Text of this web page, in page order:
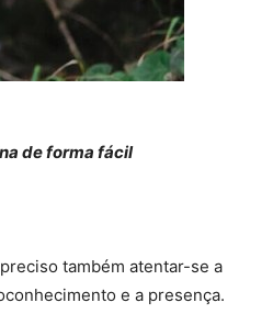
de forma fácil
também atentar-se a
e a presença.